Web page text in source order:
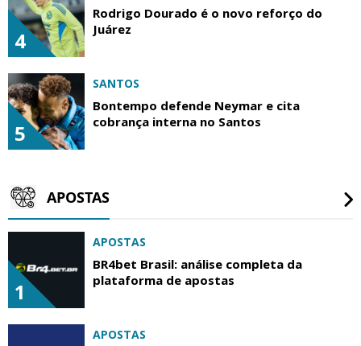
4
Rodrigo Dourado é o novo reforço do
Juárez
5
SANTOS
Bontempo defende Neymar e cita
cobrança interna no Santos
APOSTAS
1
APOSTAS
BR4bet Brasil: análise completa da
plataforma de apostas
APOSTAS